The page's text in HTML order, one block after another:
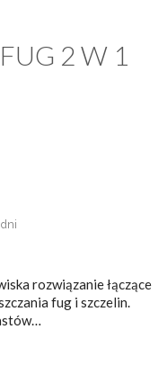
2 W 1
rozwiązanie łączące
fug i szczelin.